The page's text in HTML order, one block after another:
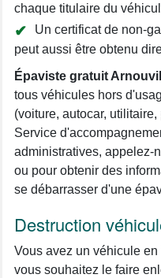
chaque titulaire du
Un certificat de non-
peut aussi être obtenu
Épaviste gratuit
tous véhicules hors
(voiture, autocar,
Service
administratives, appelez-
ou pour obtenir des
se débarrasser d'une
Destruction
Vous avez un véhicule
vous souhaitez le faire